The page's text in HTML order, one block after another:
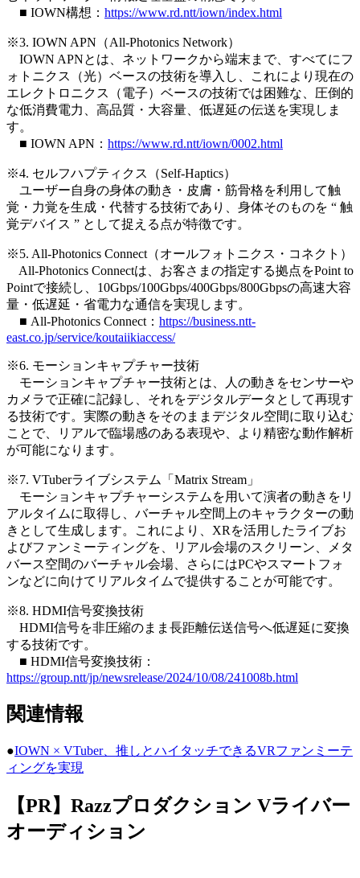
■ IOWN構想： https://www.rd.ntt/iown/index.html
※3. IOWN APN（All-Photonics Network）
IOWN APNとは、ネットワークから端末まで、すべてにフ
ォトニクス（光）ベースの技術を導入し、これにより現在の
エレクトロニクス（電子）ベースの技術では困難な、圧倒的
な低消費電力、高品質・大容量、低遅延の伝送を実現しま
す。
■ IOWN APN： https://www.rd.ntt/iown/0002.html
※4. セルフハプティクス（Self-Haptics）
ユーザー自身の身体の動き・皮膚・筋骨格を利用して触
覚・力覚を生成・代替する技術であり、身体そのものを “ 触
覚デバイス ” として捉える点が特徴です。
※5. All-Photonics Connect（オールフォトニクス・コネクト）
All-Photonics Connectは、お客さまの指定する拠点をPoint to
Pointで接続し、10Gbps/100Gbps/400Gbps/800Gbpsの高速大容
量・低遅延・省電力な通信を実現します。
■ All-Photonics Connect： https://business.ntt-
east.co.jp/service/koutaiikiaccess/
※6. モーションキャプチャー技術
モーションキャプチャー技術とは、人の動きをセンサーや
カメラで正確に記録し、それをデジタルデータとして再現す
る技術です。実際の動きをそのままデジタル空間に取り込む
ことで、リアルで臨場感のある表現や、より精密な動作解析
が可能になります。
※7. VTuberライブシステム「Matrix Stream」
モーションキャプチャーシステムを用いて演者の動きをリ
アルタイムに取得し、バーチャル空間上のキャラクターの動
きとして生成します。これにより、XRを活用したライブお
よびファンミーティングを、リアル会場のスクリーン、メタ
バース空間のバーチャル会場、さらにはPCやスマートフォ
ンなどに向けてリアルタイムで提供することが可能です。
※8. HDMI信号変換技術
HDMI信号を非圧縮のまま長距離伝送信号へ低遅延に変換
する技術です。
■ HDMI信号変換技術：
https://group.ntt/jp/newsrelease/2024/10/08/241008b.html
関連情報
●IOWN × VTuber、推しとハイタッチできるVRファンミーテ
ィングを実現
【PR】Razzプロダクション Vライバー
オーディション